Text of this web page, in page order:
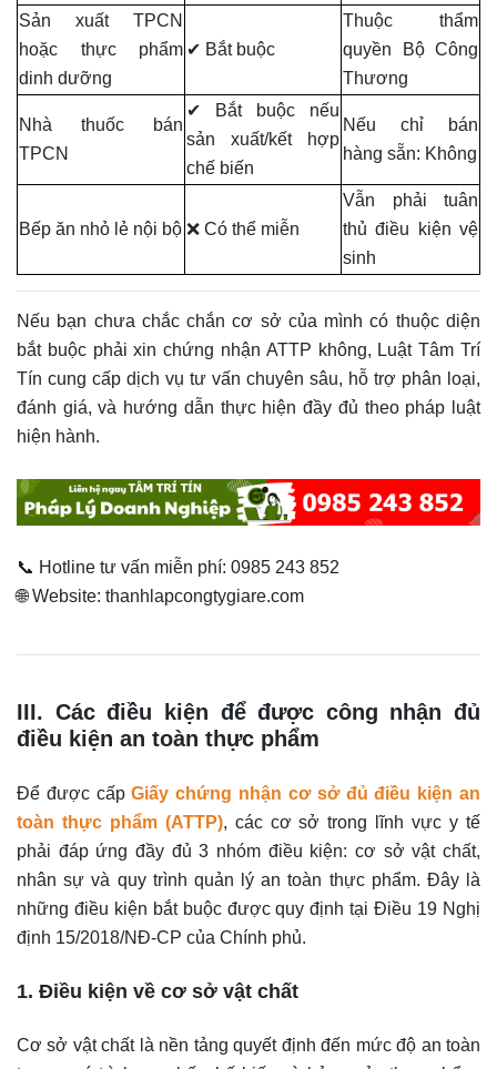
Sản xuất TPCN
hoặc thực phẩm
dinh dưỡng
✔ Bắt buộc
Thuộc thẩm
quyền Bộ Công
Thương
Nhà thuốc bán
TPCN
✔ Bắt buộc nếu
sản xuất/kết hợp
chế biến
Nếu chỉ bán
hàng sẵn: Không
Bếp ăn nhỏ lẻ nội bộ ❌ Có thể miễn
Vẫn phải tuân
thủ điều kiện vệ
sinh
Nếu bạn chưa chắc chắn cơ sở của mình có thuộc diện
bắt buộc phải xin chứng nhận ATTP không, Luật Tâm Trí
Tín cung cấp dịch vụ tư vấn chuyên sâu, hỗ trợ phân loại,
đánh giá, và hướng dẫn thực hiện đầy đủ theo pháp luật
hiện hành.
📞 Hotline tư vấn miễn phí: 0985 243 852
🌐 Website: thanhlapcongtygiare.com
III. Các điều kiện để được công nhận đủ
điều kiện an toàn thực phẩm
Để được cấpGiấy chứng nhận cơ sở đủ điều kiện an
toàn thực phẩm (ATTP), các cơ sở trong lĩnh vực y tế
phải đáp ứng đầy đủ 3 nhóm điều kiện: cơ sở vật chất,
nhân sự và quy trình quản lý an toàn thực phẩm. Đây là
những điều kiện bắt buộc được quy định tại Điều 19 Nghị
định 15/2018/NĐ-CP của Chính phủ.
1. Điều kiện về cơ sở vật chất
Cơ sở vật chất là nền tảng quyết định đến mức độ an toàn